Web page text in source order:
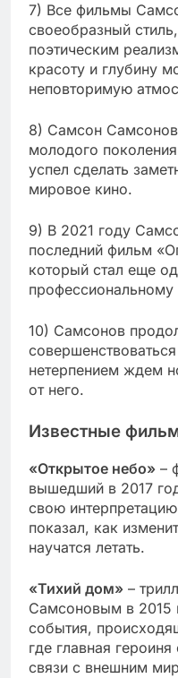
7) Все фильмы
своеобразный
поэтическим
красоту и глубину
неповторимую
8) Самсон
молодого
успел сделать
мировое кино.
9) В 2021 году
последний фильм
который стал еще
профессиональному
10) Самсонов
нетерпением ждем
от него.
Известные
«Открытое небо» –
вышедший в 2017
свою
показал, как
научатся летать.
«Тихий дом» –
Самсоновым в 2015
события,
где главная
связи с внешним